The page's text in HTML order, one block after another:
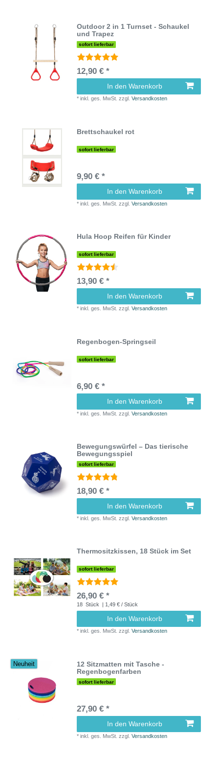
Outdoor 2 in 1 Turnset - Schaukel
und Trapez
sofort lieferbar
12,90 € *
In den Warenkorb
*inkl. ges. MwSt. zzgl.Versandkosten
Brettschaukel rot
sofort lieferbar
9,90 € *
In den Warenkorb
*inkl. ges. MwSt. zzgl.Versandkosten
Hula Hoop Reifen für Kinder
sofort lieferbar
13,90 € *
In den Warenkorb
*inkl. ges. MwSt. zzgl.Versandkosten
Regenbogen-Springseil
sofort lieferbar
6,90 € *
In den Warenkorb
*inkl. ges. MwSt. zzgl.Versandkosten
Bewegungswürfel – Das tierische
Bewegungsspiel
sofort lieferbar
18,90 € *
In den Warenkorb
*inkl. ges. MwSt. zzgl.Versandkosten
Thermositzkissen, 18 Stück im Set
sofort lieferbar
26,90 € *
18 Stück | 1,49 € / Stück
In den Warenkorb
*inkl. ges. MwSt. zzgl.Versandkosten
Neuheit
12 Sitzmatten mit Tasche -
Regenbogenfarben
sofort lieferbar
27,90 € *
In den Warenkorb
*inkl. ges. MwSt. zzgl.Versandkosten